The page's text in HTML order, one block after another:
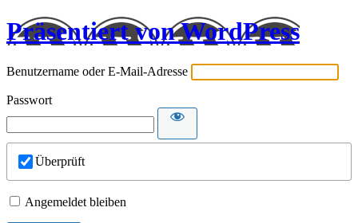
Präsentiert von WordPress
Benutzername oder E-Mail-Adresse
Passwort
Überprüft
Angemeldet bleiben